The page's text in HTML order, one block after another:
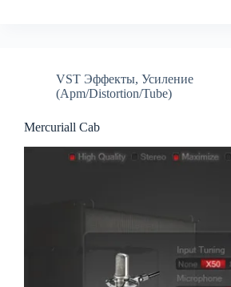
VST Эффекты, Усиление
(Apm/Distortion/Tube)
Mercuriall Cab